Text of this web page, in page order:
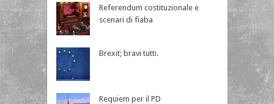
Referendum costituzionale e
scenari di fiaba
Brexit; bravi tutti.
Requiem per il PD